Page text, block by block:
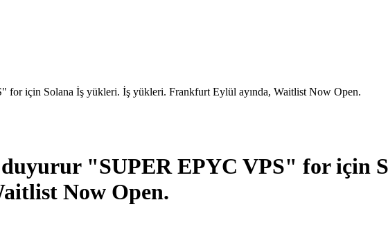
for için Solana İş yükleri. İş yükleri. Frankfurt Eylül ayında, Waitlist Now Open.
duyurur "SUPER EPYC VPS" for için
Now Open.